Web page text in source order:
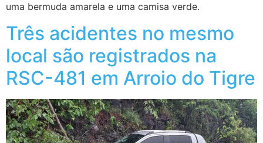
uma bermuda amarela e uma camisa verde.
Três acidentes no mesmo
local são registrados na
RSC-481 em Arroio do Tigre